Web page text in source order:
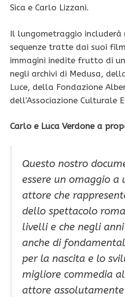
Sica e Carlo Lizzani.
Il lungometraggio
sequenze tratte dai suoi
immagini inedite frutto di
negli archivi di Medusa,
Luce, della Fondazione
dell’Associazione Culturale
Carlo e Luca Verdone a
Questo nostro
essere un omaggio a
attore che
dello spettacolo
livelli e che negli
anche di
per la nascita e lo
migliore commedia
attore